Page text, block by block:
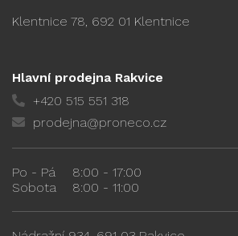
Klentnice 78, 692 01 Klentnice
Hlavní prodejna Rakvice
+420 515 551 318
prodejna@proneco.cz
Po - Pá
8:00 - 17:00
Sobota
8:00 - 11:00